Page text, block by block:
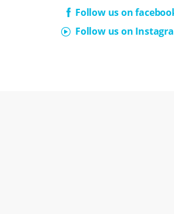
Follow us on
Follow us on